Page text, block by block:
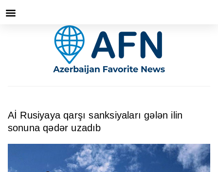
Aİ Rusiyaya qarşı sanksiyaları gələn ilin
sonuna qədər uzadıb